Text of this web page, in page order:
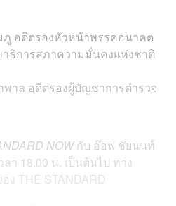
อดีตรองหัวหน้าพรรคอนาคต
าธิการสภาความมั่นคงแห่งชาติ
าล อดีตรองผู้บัญชาการตำรวจ
NOWกับ อ๊อฟ ชัยนนท์
า 18.00 น. เป็นต้นไป ทาง
ง THE STANDARD